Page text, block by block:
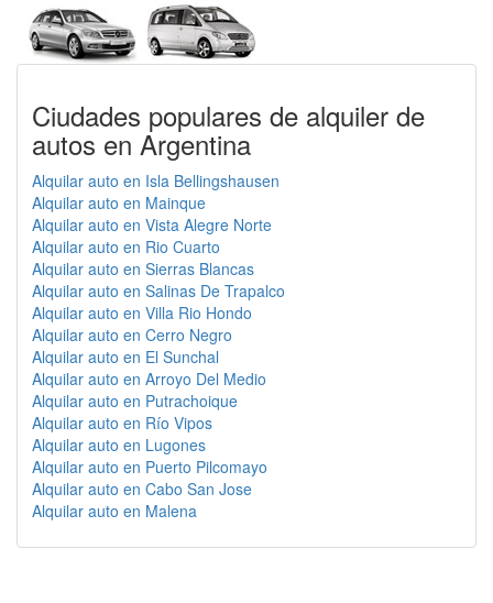
Ciudades populares de alquiler de
autos en Argentina
Alquilar auto en Isla Bellingshausen
Alquilar auto en Mainque
Alquilar auto en Vista Alegre Norte
Alquilar auto en Rio Cuarto
Alquilar auto en Sierras Blancas
Alquilar auto en Salinas De Trapalco
Alquilar auto en Villa Rio Hondo
Alquilar auto en Cerro Negro
Alquilar auto en El Sunchal
Alquilar auto en Arroyo Del Medio
Alquilar auto en Putrachoique
Alquilar auto en Río Vipos
Alquilar auto en Lugones
Alquilar auto en Puerto Pilcomayo
Alquilar auto en Cabo San Jose
Alquilar auto en Malena